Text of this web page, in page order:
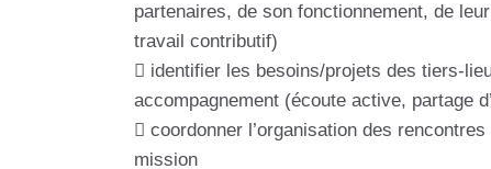
partenaires, de son fonctionnement, de
travail contributif)
 identifier les besoins/projets des tiers-
accompagnement (écoute active, partage
 coordonner l’organisation des
mission